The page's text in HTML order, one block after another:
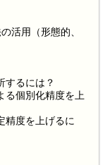
活用（形態的、
するには？
る個別化精度を上
精度を上げるに